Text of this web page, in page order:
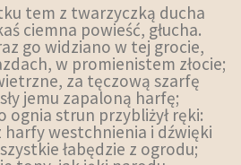
tem z twarzyczką ducha
ciemna powieść, głucha.
go widziano w tej grocie,
w promienistem złocie;
za tęczową szarfę
jemu zapaloną harfę;
ognia strun przybliżył ręki:
harfy westchnienia i dźwięki
łabędzie z ogrodu;